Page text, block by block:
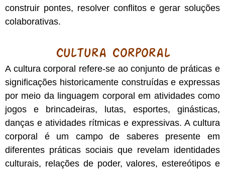
construir pontes, resolver conflitos e gerar soluções
colaborativas.
Cultura Corporal
A cultura corporal refere-se ao conjunto de práticas e
significações historicamente construídas e expressas
por meio da linguagem corporal em atividades como
jogos e brincadeiras, lutas, esportes, ginásticas,
danças e atividades rítmicas e expressivas. A cultura
corporal é um campo de saberes presente em
diferentes práticas sociais que revelam identidades
culturais, relações de poder, valores, estereótipos e